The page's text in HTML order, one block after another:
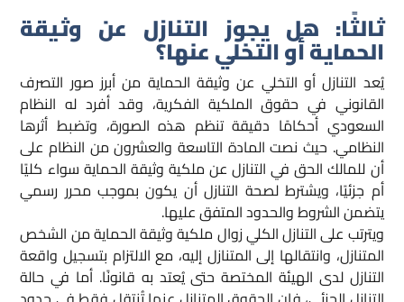
ثالثًا: هل يجوز التنازل عن وثيقة
الحماية أو التخلي عنها؟
يُعد التنازل أو التخلي عن وثيقة الحماية من أبرز صور التصرف
القانوني في حقوق الملكية الفكرية، وقد أفرد له النظام
السعودي أحكامًا دقيقة تنظم هذه الصورة، وتضبط أثرها
النظامي. حيث نصت المادة التاسعة والعشرون من النظام على
أن للمالك الحق في التنازل عن ملكية وثيقة الحماية سواء كليًا
أم جزئيًا، ويشترط لصحة التنازل أن يكون بموجب محرر رسمي
يتضمن الشروط والحدود المتفق عليها.
ويترتب على التنازل الكلي زوال ملكية وثيقة الحماية من الشخص
المتنازل، وانتقالها إلى المتنازل إليه، مع الالتزام بتسجيل واقعة
التنازل لدى الهيئة المختصة حتى يُعتد به قانونًا. أما في حالة